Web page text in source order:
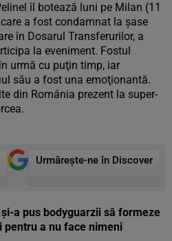
îl botează luni pe Milan (11
a fost condamnat la şase
în Dosarul Transferurilor, a
la eveniment. Fostul
urmă cu puţin timp, iar
său a fost una emoţionantă.
din România prezent la super-
Urmărește-ne în Discover
a pus bodyguarzii să formeze
a nu face nimeni